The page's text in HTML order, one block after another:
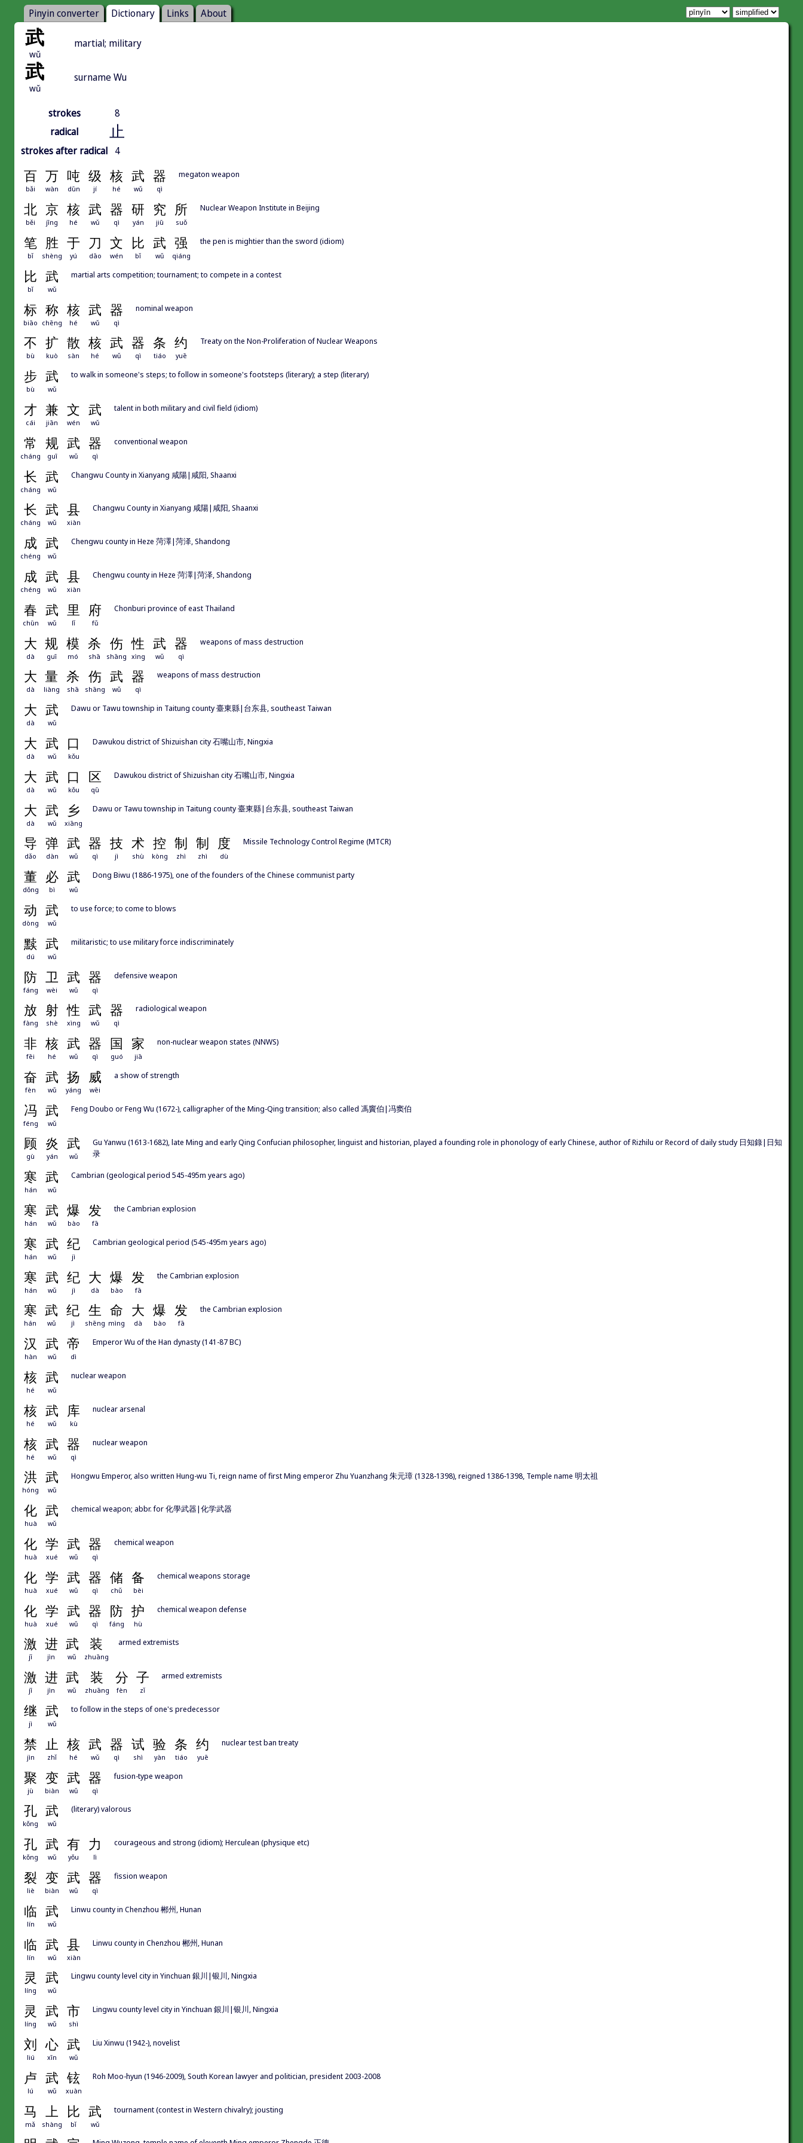
Pinyin converter Dictionary Links About
武
wǔ
martial; military
武
wǔ
surname Wu
strokes
8
radical
止
strokes after radical 4
百 万 吨 级 核 武 器
bǎi wàn dūn jí hé wǔ qì
megaton weapon
北 京 核 武 器 研 究 所
běi jīng hé wǔ qì yán jiū suǒ
Nuclear Weapon Institute in Beijing
笔 胜 于 刀 文 比 武 强
bǐ shèng yú dāo wén bǐ wǔ qiáng
the pen is mightier than the sword (idiom)
比 武
bǐ wǔ
martial arts competition; tournament; to compete in a contest
标 称 核 武 器
biāo chēng hé wǔ qì
nominal weapon
不 扩 散 核 武 器 条 约
bù kuò sàn hé wǔ qì tiáo yuē
Treaty on the Non-Proliferation of Nuclear Weapons
步 武
bù wǔ
to walk in someone's steps; to follow in someone's footsteps (literary); a step (literary)
才 兼 文 武
cái jiān wén wǔ
talent in both military and civil field (idiom)
常 规 武 器
cháng guī wǔ qì
conventional weapon
长 武
cháng wǔ
Changwu County in Xianyang 咸陽|咸阳, Shaanxi
长 武 县
cháng wǔ xiàn
Changwu County in Xianyang 咸陽|咸阳, Shaanxi
成 武
chéng wǔ
Chengwu county in Heze 菏澤|菏泽, Shandong
成 武 县
chéng wǔ xiàn
Chengwu county in Heze 菏澤|菏泽, Shandong
春 武 里 府
chūn wǔ lǐ fǔ
Chonburi province of east Thailand
大 规 模 杀 伤 性 武 器
dà guī mó shā shāng xìng wǔ qì
weapons of mass destruction
大 量 杀 伤 武 器
dà liàng shā shāng wǔ qì
weapons of mass destruction
大 武
dà wǔ
Dawu or Tawu township in Taitung county 臺東縣|台东县, southeast Taiwan
大 武 口
dà wǔ kǒu
Dawukou district of Shizuishan city 石嘴山市, Ningxia
大 武 口 区
dà wǔ kǒu qū
Dawukou district of Shizuishan city 石嘴山市, Ningxia
大 武 乡
dà wǔ xiāng
Dawu or Tawu township in Taitung county 臺東縣|台东县, southeast Taiwan
导 弹 武 器 技 术 控 制 制 度
dǎo dàn wǔ qì jì shù kòng zhì zhì dù
Missile Technology Control Regime (MTCR)
董 必 武
dǒng bì wǔ
Dong Biwu (1886-1975), one of the founders of the Chinese communist party
动 武
dòng wǔ
to use force; to come to blows
黩 武
dú wǔ
militaristic; to use military force indiscriminately
防 卫 武 器
fáng wèi wǔ qì
defensive weapon
放 射 性 武 器
fàng shè xìng wǔ qì
radiological weapon
非 核 武 器 国 家
fēi hé wǔ qì guó jiā
non-nuclear weapon states (NNWS)
奋 武 扬 威
fèn wǔ yáng wēi
a show of strength
冯 武
féng wǔ
Feng Doubo or Feng Wu (1672-), calligrapher of the Ming-Qing transition; also called 馮竇伯|冯窦伯
顾 炎 武
gù yán wǔ
Gu Yanwu (1613-1682), late Ming and early Qing Confucian philosopher, linguist and historian, played a founding role in phonology of early Chinese, author of Rizhilu or Record of daily study 日知錄|日知
录
寒 武
hán wǔ
Cambrian (geological period 545-495m years ago)
寒 武 爆 发
hán wǔ bào fā
the Cambrian explosion
寒 武 纪
hán wǔ jì
Cambrian geological period (545-495m years ago)
寒 武 纪 大 爆 发
hán wǔ jì dà bào fā
the Cambrian explosion
寒 武 纪 生 命 大 爆 发
hán wǔ jì shēng mìng dà bào fā
the Cambrian explosion
汉 武 帝
hàn wǔ dì
Emperor Wu of the Han dynasty (141-87 BC)
核 武
hé wǔ
nuclear weapon
核 武 库
hé wǔ kù
nuclear arsenal
核 武 器
hé wǔ qì
nuclear weapon
洪 武
hóng wǔ
Hongwu Emperor, also written Hung-wu Ti, reign name of first Ming emperor Zhu Yuanzhang 朱元璋 (1328-1398), reigned 1386-1398, Temple name 明太祖
化 武
huà wǔ
chemical weapon; abbr. for 化學武器|化学武器
化 学 武 器
huà xué wǔ qì
chemical weapon
化 学 武 器 储 备
huà xué wǔ qì chǔ bèi
chemical weapons storage
化 学 武 器 防 护
huà xué wǔ qì fáng hù
chemical weapon defense
激 进 武 装
jī jìn wǔ zhuāng
armed extremists
激 进 武 装 分 子
jī jìn wǔ zhuāng fèn zǐ
armed extremists
继 武
jì wǔ
to follow in the steps of one's predecessor
禁 止 核 武 器 试 验 条 约
jìn zhǐ hé wǔ qì shì yàn tiáo yuē
nuclear test ban treaty
聚 变 武 器
jù biàn wǔ qì
fusion-type weapon
孔 武
kǒng wǔ
(literary) valorous
孔 武 有 力
kǒng wǔ yǒu lì
courageous and strong (idiom); Herculean (physique etc)
裂 变 武 器
liè biàn wǔ qì
fission weapon
临 武
lín wǔ
Linwu county in Chenzhou 郴州, Hunan
临 武 县
lín wǔ xiàn
Linwu county in Chenzhou 郴州, Hunan
灵 武
líng wǔ
Lingwu county level city in Yinchuan 銀川|银川, Ningxia
灵 武 市
líng wǔ shì
Lingwu county level city in Yinchuan 銀川|银川, Ningxia
刘 心 武
liú xīn wǔ
Liu Xinwu (1942-), novelist
卢 武 铉
lú wǔ xuàn
Roh Moo-hyun (1946-2009), South Korean lawyer and politician, president 2003-2008
马 上 比 武
mǎ shàng bǐ wǔ
tournament (contest in Western chivalry); jousting